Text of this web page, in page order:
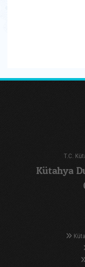
T.C.
Kütahya